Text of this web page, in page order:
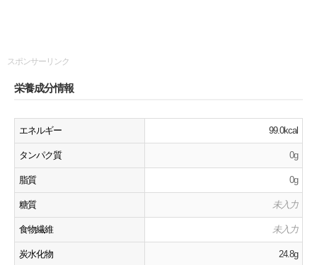
スポンサーリンク
栄養成分情報
エネルギー 99.0kcal
タンパク質 0g
脂質 0g
糖質 未入力
食物繊維 未入力
炭水化物 24.8g